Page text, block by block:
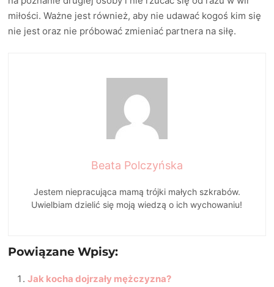
miłości. Ważne jest również, aby nie udawać kogoś kim się
nie jest oraz nie próbować zmieniać partnera na siłę.
Beata Polczyńska
Jestem niepracująca mamą trójki małych szkrabów.
Uwielbiam dzielić się moją wiedzą o ich wychowaniu!
Powiązane Wpisy:
Jak kocha dojrzały mężczyzna?